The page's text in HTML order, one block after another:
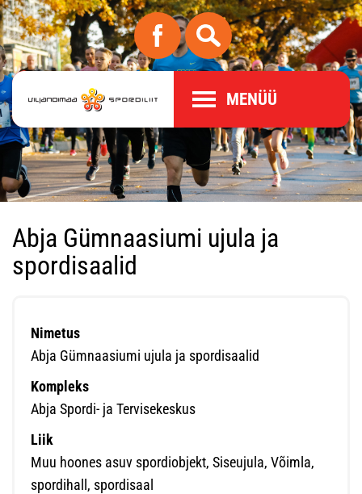
MENÜÜ
Abja Gümnaasiumi ujula ja
spordisaalid
Nimetus
Abja Gümnaasiumi ujula ja spordisaalid
Kompleks
Abja Spordi- ja Tervisekeskus
Liik
Muu hoones asuv spordiobjekt, Siseujula, Võimla,
spordihall, spordisaal